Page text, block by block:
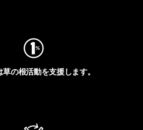
の根活動を支援します。